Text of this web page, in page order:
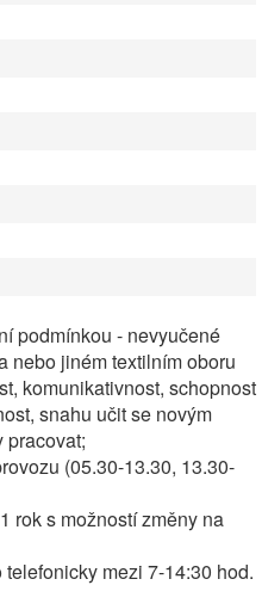
podmínkou - nevyučené
nebo jiném textilním oboru
komunikativnost, schopnost
snahu učit se novým
pracovat;
(05.30-13.30, 13.30-
rok s možností změny na
mezi 7-14:30 hod.